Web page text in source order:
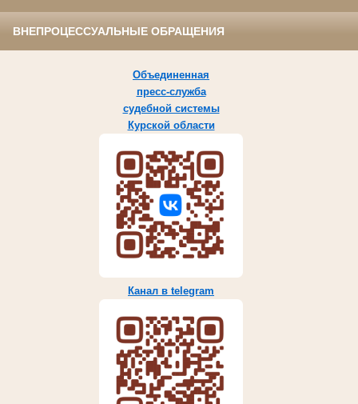
ВНЕПРОЦЕССУАЛЬНЫЕ ОБРАЩЕНИЯ
Объединенная
пресс-служба
судебной системы
Курской области
Канал в telegram